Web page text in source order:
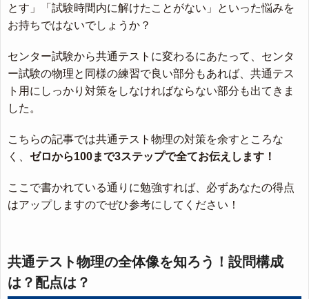
とす」「試験時間内に解けたことがない」といった悩みを
お持ちではないでしょうか？
センター試験から共通テストに変わるにあたって、センタ
ー試験の物理と同様の練習で良い部分もあれば、共通テス
ト用にしっかり対策をしなければならない部分も出てきま
した。
こちらの記事では共通テスト物理の対策を余すところな
く、 ゼロから100まで3ステップで全てお伝えします！
ここで書かれている通りに勉強すれば、必ずあなたの得点
はアップしますのでぜひ参考にしてください！
共通テスト物理の全体像を知ろう！設問構成
は？配点は？